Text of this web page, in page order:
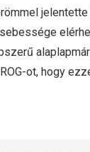
ot, hogy